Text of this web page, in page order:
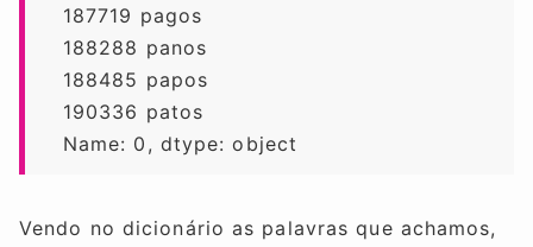
187719 pagos
188288 panos
188485 papos
190336 patos
Name: 0, dtype: object
Vendo no dicionário as palavras que achamos,